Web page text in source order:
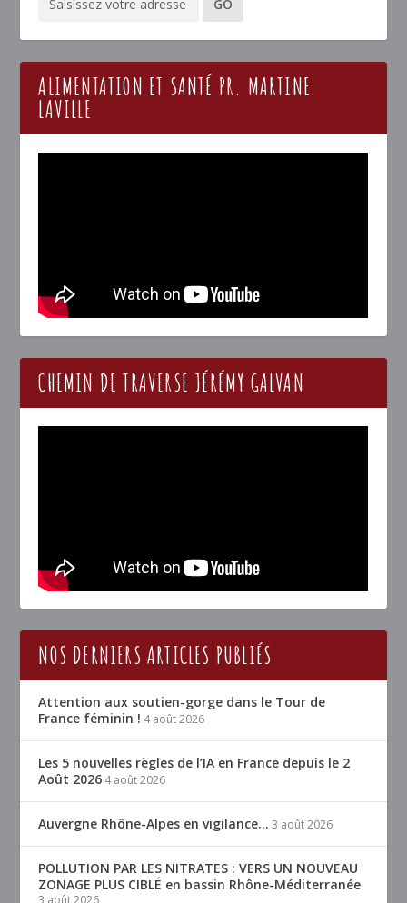
ALIMENTATION ET SANTÉ PR. MARTINE
LAVILLE
CHEMIN DE TRAVERSE JÉRÉMY GALVAN
NOS DERNIERS ARTICLES PUBLIÉS
Attention aux soutien-gorge dans le Tour de
France féminin ! 4 août 2026
Les 5 nouvelles règles de l’IA en France depuis le 2
Août 2026 4 août 2026
Auvergne Rhône-Alpes en vigilance… 3 août 2026
POLLUTION PAR LES NITRATES : VERS UN NOUVEAU
ZONAGE PLUS CIBLÉ en bassin Rhône-Méditerranée